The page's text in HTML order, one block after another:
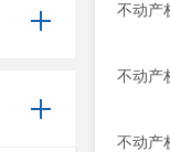
不动产
不动产
不动产